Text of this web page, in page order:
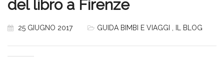
del libro a Firenze
25 GIUGNO 2017 GUIDA BIMBI E VIAGGI IL BLOG